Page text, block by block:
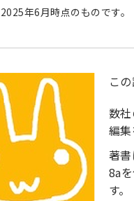
年6月時点のものです。
こ
数
編
著
8a
す。